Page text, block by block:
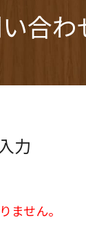
合わ
力
ません。